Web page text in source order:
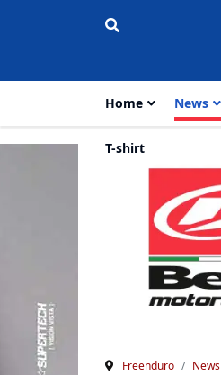
Home News
T-shirt
Freenduro News